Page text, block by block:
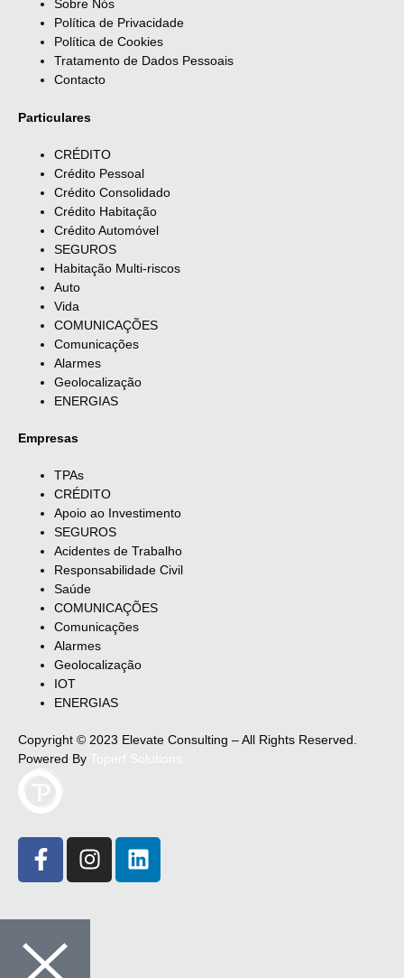
Sobre Nós
Política de Privacidade
Política de Cookies
Tratamento de Dados Pessoais
Contacto
Particulares
CRÉDITO
Crédito Pessoal
Crédito Consolidado
Crédito Habitação
Crédito Automóvel
SEGUROS
Habitação Multi-riscos
Auto
Vida
COMUNICAÇÕES
Comunicações
Alarmes
Geolocalização
ENERGIAS
Empresas
TPAs
CRÉDITO
Apoio ao Investimento
SEGUROS
Acidentes de Trabalho
Responsabilidade Civil
Saúde
COMUNICAÇÕES
Comunicações
Alarmes
Geolocalização
IOT
ENERGIAS
Copyright © 2023 Elevate Consulting – All Rights Reserved.
Powered By